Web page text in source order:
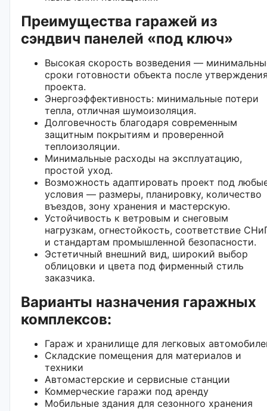
Преимущества гаражей из
сэндвич панелей «под ключ»
Высокая скорость возведения —
сроки готовности объекта после
проекта.
Энергоэффективность: минимальные потери
тепла, отличная шумоизоляция.
Долговечность благодаря современным
защитным покрытиям и проверенной
теплоизоляции.
Минимальные расходы на эксплуатацию,
простой уход.
Возможность адаптировать проект под
условия — размеры, планировку, количество
въездов, зону хранения и мастерскую.
Устойчивость к ветровым и снеговым
нагрузкам, огнестойкость, соответствие
и стандартам промышленной безопасности.
Эстетичный внешний вид, широкий выбор
облицовки и цвета под фирменный стиль
заказчика.
Варианты назначения гаражных
комплексов:
Гараж и хранилище для легковых
Складские помещения для материалов и
техники
Автомастерские и сервисные станции
Коммерческие гаражи под аренду
Мобильные здания для сезонного хранения